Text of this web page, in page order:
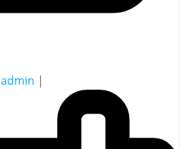
admin |